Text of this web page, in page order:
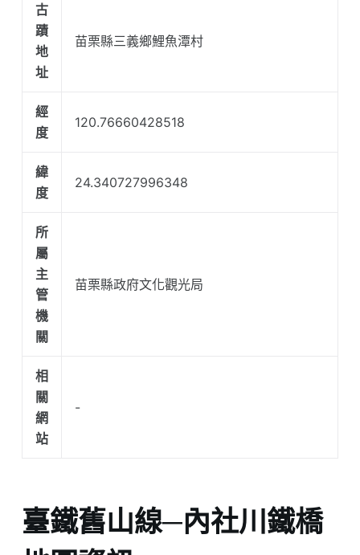
古
蹟
地
址
苗栗縣三義鄉鯉魚潭村
經
度
120.76660428518
緯
度
24.340727996348
所
屬
主
管
機
關
苗栗縣政府文化觀光局
相
關
網
站
-
臺鐵舊山線─內社川鐵橋